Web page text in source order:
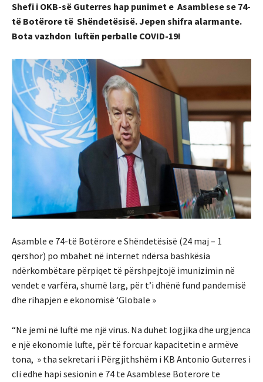
Shefi i OKB-së Guterres hap punimet e Asamblese se 74-
të Botërore të Shëndetësisë. Jepen shifra alarmante.
Bota vazhdon luftën perballe COVID-19!
Asamble e 74-të Botërore e Shëndetësisë (24 maj – 1
qershor) po mbahet në internet ndërsa bashkësia
ndërkombëtare përpiqet të përshpejtojë imunizimin në
vendet e varfëra, shumë larg, për t’i dhënë fund pandemisë
dhe rihapjen e ekonomisë ‘Globale »
“Ne jemi në luftë me një virus. Na duhet logjika dhe urgjenca
e një ekonomie lufte, për të forcuar kapacitetin e armëve
tona, » tha sekretari i Përgjithshëm i KB Antonio Guterres i
cli edhe hapi sesionin e 74 te Asamblese Boterore te